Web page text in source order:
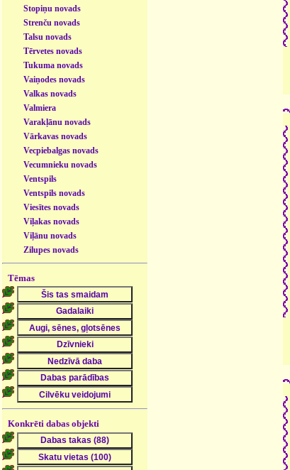
Stopiņu novads
Strenču novads
Talsu novads
Tērvetes novads
Tukuma novads
Vaiņodes novads
Valkas novads
Valmiera
Varakļānu novads
Vārkavas novads
Vecpiebalgas novads
Vecumnieku novads
Ventspils
Ventspils novads
Viesītes novads
Viļakas novads
Viļānu novads
Zilupes novads
Tēmas
Konkrēti dabas objekti